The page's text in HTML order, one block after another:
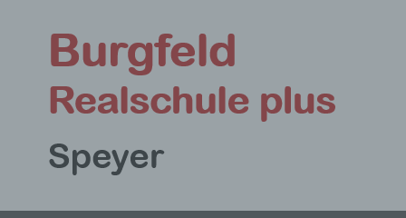
springen